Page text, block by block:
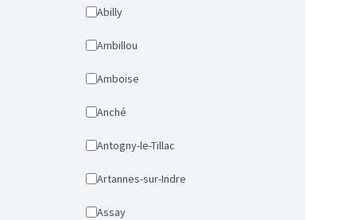
Abilly
Ambillou
Amboise
Anché
Antogny-le-Tillac
Artannes-sur-Indre
Assay